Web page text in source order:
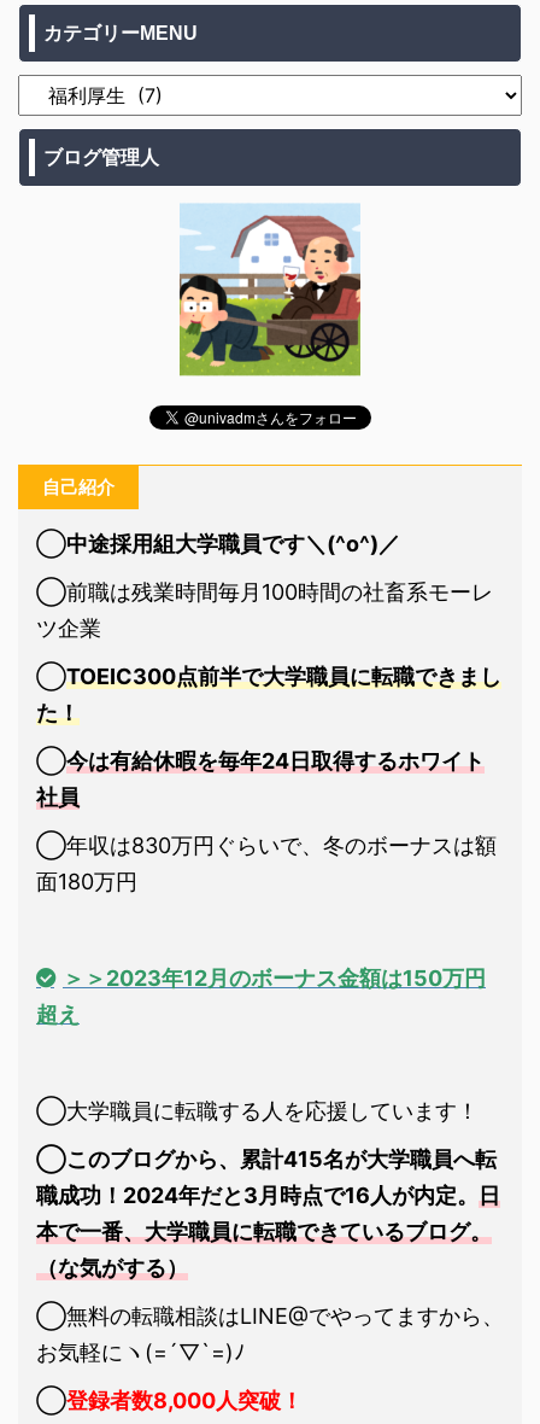
カテゴリーMENU
ブログ管理人
自己紹介
◯中途採用組大学職員です＼(^o^)／
◯前職は残業時間毎月100時間の社畜系モーレ
ツ企業
◯TOEIC300点前半で大学職員に転職できまし
た！
◯今は有給休暇を毎年24日取得するホワイト
社員
◯年収は830万円ぐらいで、冬のボーナスは額
面180万円
＞＞2023年12月のボーナス金額は150万円
超え
◯大学職員に転職する人を応援しています！
◯このブログから、累計415名が大学職員へ転
職成功！2024年だと3月時点で16人が内定。 日
本で一番、大学職員に転職できているブログ。
（な気がする）
◯無料の転職相談はLINE@でやってますから、
お気軽にヽ(=´▽`=)ﾉ
◯登録者数8,000人突破！